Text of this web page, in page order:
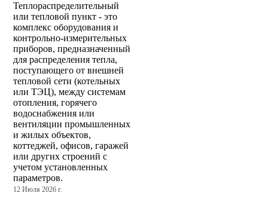
Теплораспределительный
или тепловой пункт - это
комплекс оборудования и
контрольно-измерительных
приборов, предназначенный
для распределения тепла,
поступающего от внешней
тепловой сети (котельных
или ТЭЦ), между системам
отопления, горячего
водоснабжения или
вентиляции промышленных
и жилых объектов,
коттеджей, офисов, гаражей
или других строений с
учетом установленных
параметров.
12 Июля 2026 г.